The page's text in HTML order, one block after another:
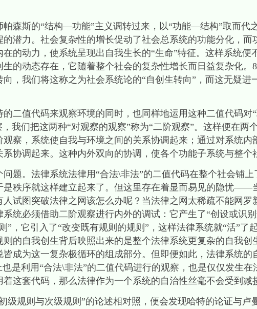
帕森斯的“结构—功能”主义调转过来，以“功能—结构”取而代
潜力。社会复杂性的增长促动了社会总系统的功能分化，而
的动力，使系统呈现出自我生长的“生命”特征。这样系统便
的动态存在，它随着整个社会的复杂性增长而日益复杂化。
，我们将这称之为社会系统论的“自创生转向”，而这无疑进
二值代码来观察环境的同时，也同样地运用这种二值代码对
我们把这两种“对观察的观察”称为“二阶观察”。这样便在两
察，系统使自我与环境之间的关系协调起来；通过对系统内
协调起来。这种内外双向的协调，使各个功能子系统与整个
题。法律系统法律用“合法\非法”的二值代码在整个社会铺
是秩序就这样建立起来了。但这里存在着显而易见的隐忧——
试图突破法律之网该怎么办呢？当法律之网太稀疏不能网罗
统必须借助二阶观察进行内外的调试：它产生了“创设或识
”，它引入了“改变既有规则的规则”，这样法律系统就“活”了
的自我创生背后映照出来的是整个法律系统更复杂的自我创
成为这一复杂极循环的组成部分。但即便如此，法律系统的
是利用“合法\非法”的二值代码进行的观察，也是仅仅发生在
这套代码，那么法律作为一个系统的自治性丝毫不会受到减
级规则与次级规则”的论述相对照，便会发现哈特的论证与卢